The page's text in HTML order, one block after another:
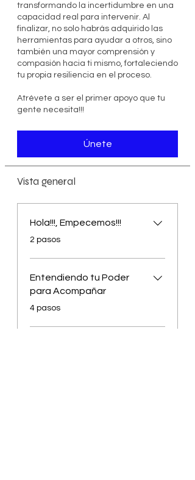
transformando la incertidumbre en una
capacidad real para intervenir. Al
finalizar, no solo habrás adquirido las
herramientas para ayudar a otros, sino
también una mayor comprensión y
compasión hacia ti mismo, fortaleciendo
tu propia resiliencia en el proceso.
Atrévete a ser el primer apoyo que tu
gente necesita!!!
Únete
Vista general
Hola!!!, Empecemos!!!
.2 pasos
Entendiendo tu Poder
para Acompañar
.
4 pasos